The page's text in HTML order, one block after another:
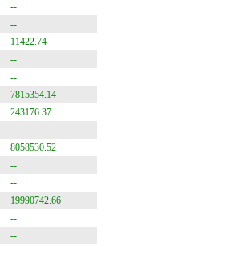
--
--
11422.74
--
--
7815354.14
243176.37
--
8058530.52
--
--
19990742.66
--
--